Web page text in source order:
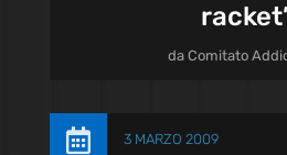
daComitato
 3 MARZO 2009